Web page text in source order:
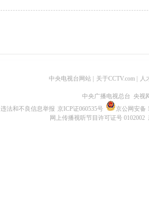
中央电视台网站 关于CCTV.com 人
中央广播电视总台 央视
违法和不良信息举报 京ICP证060535号
京公网安备
网上传播视听节目许可证号 0102002